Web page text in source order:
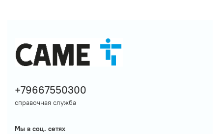
+79667550300
справочная служба
Мы в соц. сетях